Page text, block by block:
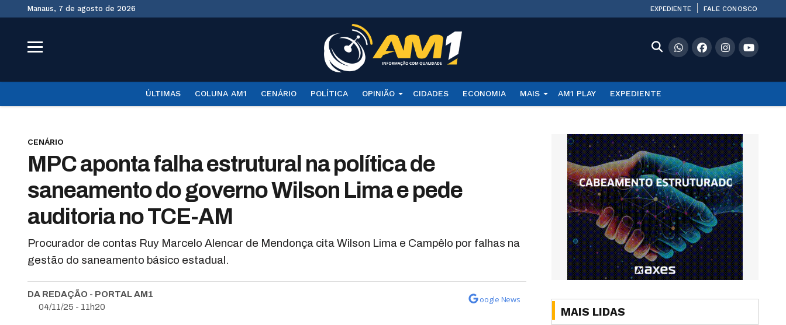
Manaus, 7 de agosto de 2026 EXPEDIENTE FALE CONOSCO
ÚLTIMAS COLUNA AM1 CENÁRIO POLÍTICA OPINIÃO CIDADES ECONOMIA MAIS AM1 PLAY EXPEDIENTE
CENÁRIO
MPC aponta falha estrutural na política de
saneamento do governo Wilson Lima e pede
auditoria no TCE-AM
Procurador de contas Ruy Marcelo Alencar de Mendonça cita Wilson Lima e Campêlo por falhas na
gestão do saneamento básico estadual.
DA REDAÇÃO - PORTAL AM1
04/11/25 - 11h20
oogle News
MAIS LIDAS